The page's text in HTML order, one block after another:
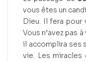
vous êtes un
Dieu. Il fera pour
Vous n’avez pas
il accomplira ses
vie. Les